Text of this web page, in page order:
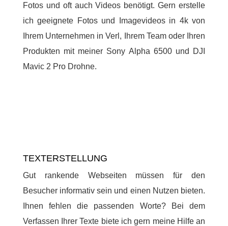
Fotos und oft auch Videos benötigt. Gern erstelle
ich geeignete Fotos und Imagevideos in 4k von
Ihrem Unternehmen in Verl, Ihrem Team oder Ihren
Produkten mit meiner Sony Alpha 6500 und DJI
Mavic 2 Pro Drohne.
TEXTERSTELLUNG
Gut rankende Webseiten müssen für den
Besucher informativ sein und einen Nutzen bieten.
Ihnen fehlen die passenden Worte? Bei dem
Verfassen Ihrer Texte biete ich gern meine Hilfe an